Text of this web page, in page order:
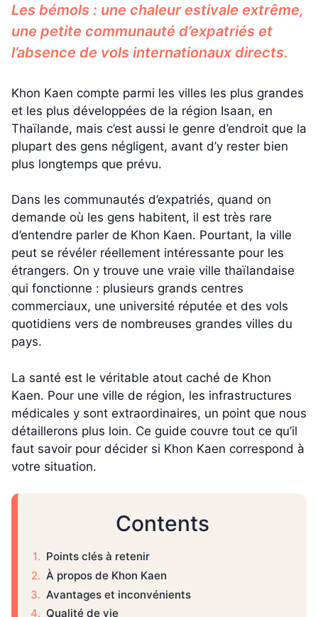
Les bémols : une chaleur estivale extrême,
une petite communauté d’expatriés et
l’absence de vols internationaux directs.
Khon Kaen compte parmi les villes les plus grandes
et les plus développées de la région Isaan, en
Thaïlande, mais c’est aussi le genre d’endroit que la
plupart des gens négligent, avant d’y rester bien
plus longtemps que prévu.
Dans les communautés d’expatriés, quand on
demande où les gens habitent, il est très rare
d’entendre parler de Khon Kaen. Pourtant, la ville
peut se révéler réellement intéressante pour les
étrangers. On y trouve une vraie ville thaïlandaise
qui fonctionne : plusieurs grands centres
commerciaux, une université réputée et des vols
quotidiens vers de nombreuses grandes villes du
pays.
La santé est le véritable atout caché de Khon
Kaen. Pour une ville de région, les infrastructures
médicales y sont extraordinaires, un point que nous
détaillerons plus loin. Ce guide couvre tout ce qu’il
faut savoir pour décider si Khon Kaen correspond à
votre situation.
Contents
Points clés à retenir
À propos de Khon Kaen
Avantages et inconvénients
Qualité de vie